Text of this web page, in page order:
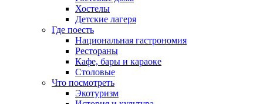
Хостелы
Детские лагеря
Где поесть
Национальная гастрономия
Рестораны
Кафе, бары и караоке
Столовые
Что посмотреть
Экотуризм